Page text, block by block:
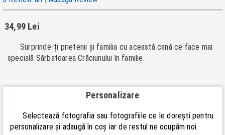
34,99 Lei
Surprinde-ți prietenii și familia cu această cană ce face mai
specială Sărbatoarea Crăciunului în familie.
Personalizare
Selectează fotografia sau fotografiile ce le dorești pentru
personalizare și adaugă în coș iar de restul ne ocupăm noi.